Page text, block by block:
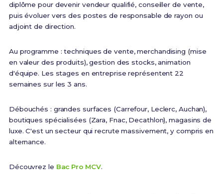
diplôme pour devenir vendeur qualifié, conseiller de vente,
puis évoluer vers des postes de responsable de rayon ou
adjoint de direction.
Au programme : techniques de vente, merchandising (mise
en valeur des produits), gestion des stocks, animation
d'équipe. Les stages en entreprise représentent 22
semaines sur les 3 ans.
Débouchés : grandes surfaces (Carrefour, Leclerc, Auchan),
boutiques spécialisées (Zara, Fnac, Decathlon), magasins de
luxe. C'est un secteur qui recrute massivement, y compris en
alternance.
Découvrez le Bac Pro MCV.